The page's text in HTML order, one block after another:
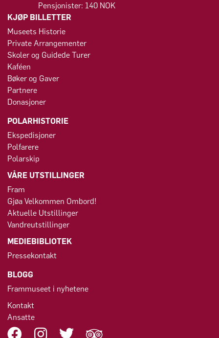
Pensjonister: 140 NOK
KJØP BILLETTER
Museets Historie
Private Arrangementer
Skoler og Guidede Turer
Kaféen
Bøker og Gaver
Partnere
Donasjoner
POLARHISTORIE
Ekspedisjoner
Polfarere
Polarskip
VÅRE UTSTILLINGER
Fram
Gjøa Velkommen Ombord!
Aktuelle Utstillinger
Vandreutstillinger
MEDIEBIBLIOTEK
Pressekontakt
BLOGG
Frammuseet i nyhetene
Kontakt
Ansatte